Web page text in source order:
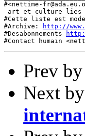
#<nettime-
art et culture lies
#Cette liste est
#Archive:
http://
#Desabonnements
Prev
Next